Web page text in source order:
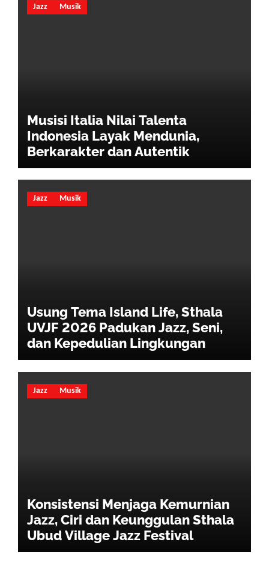
Jazz Musik
Musisi Italia Nilai Talenta
Indonesia Layak Mendunia,
Berkarakter dan Autentik
Jazz Musik
Usung Tema Island Life, Sthala
UVJF 2026 Padukan Jazz, Seni,
dan Kepedulian Lingkungan
Jazz Musik
Konsistensi Menjaga Kemurnian
Jazz, Ciri dan Keunggulan Sthala
Ubud Village Jazz Festival